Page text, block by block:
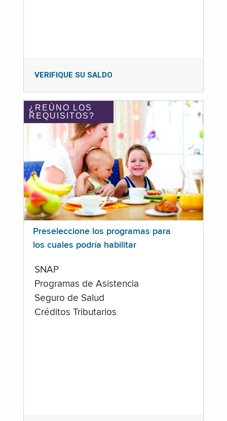
VERIFIQUE SU SALDO
¿REÚNO LOS
REQUISITOS?
Preseleccione los programas para
los cuales podría habilitar
SNAP
Programas de Asistencia
Seguro de Salud
Créditos Tributarios